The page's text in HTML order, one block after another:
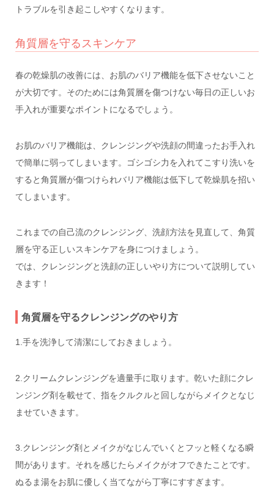
トラブルを引き起こしやすくなります。
角質層を守るスキンケア
春の乾燥肌の改善には、お肌のバリア機能を低下させないこと
が大切です。そのためには角質層を傷つけない毎日の正しいお
手入れが重要なポイントになるでしょう。
お肌のバリア機能は、クレンジングや洗顔の間違ったお手入れ
で簡単に弱ってしまいます。ゴシゴシ力を入れてこすり洗いを
すると角質層が傷つけられバリア機能は低下して乾燥肌を招い
てしまいます。
これまでの自己流のクレンジング、洗顔方法を見直して、角質
層を守る正しいスキンケアを身につけましょう。
では、クレンジングと洗顔の正しいやり方について説明してい
きます！
角質層を守るクレンジングのやり方
1.手を洗浄して清潔にしておきましょう。
2.クリームクレンジングを適量手に取ります。乾いた顔にクレ
ンジング剤を載せて、指をクルクルと回しながらメイクとなじ
ませていきます。
3.クレンジング剤とメイクがなじんでいくとフッと軽くなる瞬
間があります。それを感じたらメイクがオフできたことです。
ぬるま湯をお肌に優しく当てながら丁寧にすすぎます。